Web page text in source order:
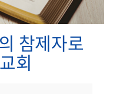
참제자로
회